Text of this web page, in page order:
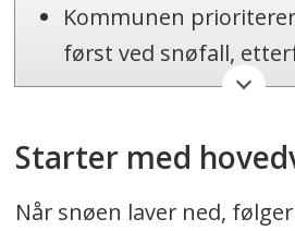
Kommunen
først ved snøfall,
bussruter og bratte
områder, med en
til åtte timer
Starter med
Når snøen laver ned,